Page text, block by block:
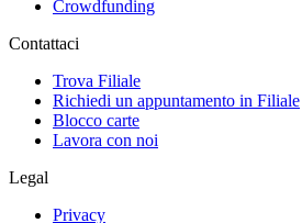
Crowdfunding
Contattaci
Trova Filiale
Richiedi un appuntamento in Filiale
Blocco carte
Lavora con noi
Legal
Privacy